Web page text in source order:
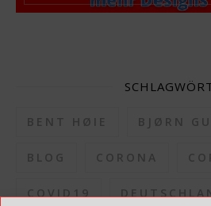
BENT HØIE BJØRN
BLOG CORONA
COVID19